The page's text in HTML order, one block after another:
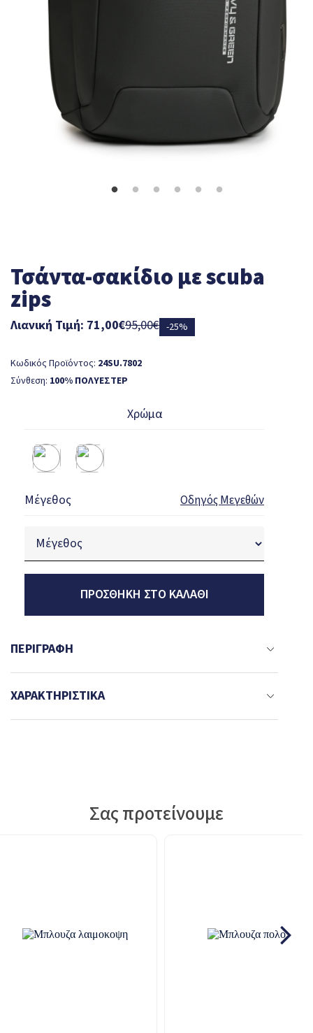
Τσάντα-σακίδιο με scuba
zips
95,00€
Λιανική Τιμή: 71,00€ -25%
Κωδικός Προϊόντος: 24SU.7802
Σύνθεση: 100% ΠΟΛΥΕΣΤΕΡ
Χρώμα
Μέγεθος Οδηγός Μεγεθών
ΠΡΟΣΘΉΚΗ ΣΤΟ ΚΑΛΆΘΙ
ΠΕΡΙΓΡΑΦΉ
ΧΑΡΑΚΤΗΡΙΣΤΙΚΆ
Σας προτείνουμε